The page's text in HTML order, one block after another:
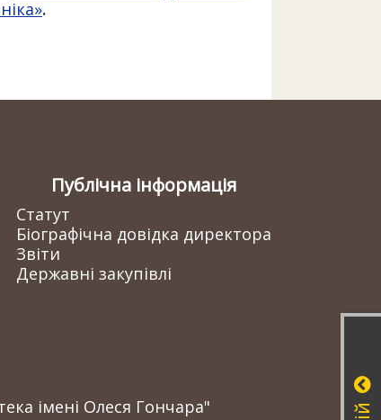
.
Публічна інформація
Статут
Біографічна довідка директора
Звіти
Державні закупівлі
імені Олеся Гончара"